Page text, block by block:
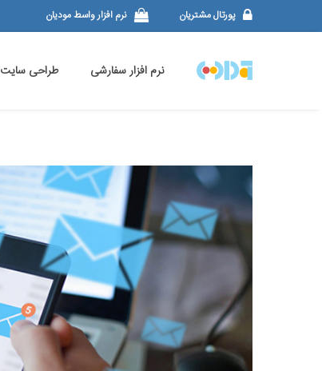
پورتال مشتریان نرم افزار واسط مودیان
نرم افزار سفارشی طراحی سایت